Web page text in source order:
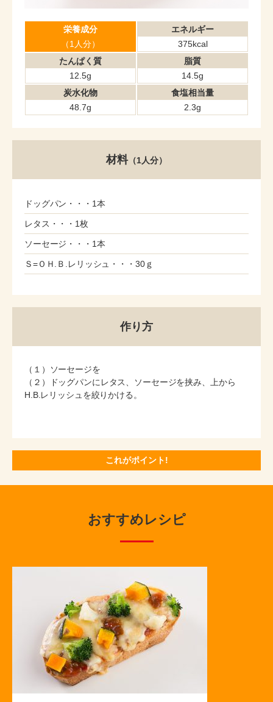
栄養成分
（1人分）
エネルギー
375kcal
たんぱく質
12.5g
脂質
14.5g
炭水化物
48.7g
食塩相当量
2.3g
材料（1人分）
ドッグパン・・・1本
レタス・・・1枚
ソーセージ・・・1本
Ｓ=ＯＨ.Ｂ.レリッシュ・・・30ｇ
作り方
（１）ソーセージを
（２）ドッグパンにレタス、ソーセージを挟み、上から
H.B.レリッシュを絞りかける。
これがポイント!
おすすめレシピ